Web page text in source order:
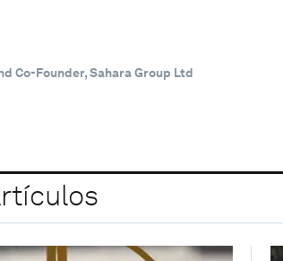
Co-Founder, Sahara Group Ltd